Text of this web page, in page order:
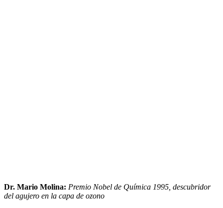
Dr. Mario Molina: Premio Nobel de Química 1995, descubridor
del agujero en la capa de ozono